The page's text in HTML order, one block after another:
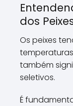
dos
Os peixes
também
seletivos.
É